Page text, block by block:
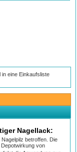
in eine Einkaufsliste
Nagellack:
betroffen. Die
von